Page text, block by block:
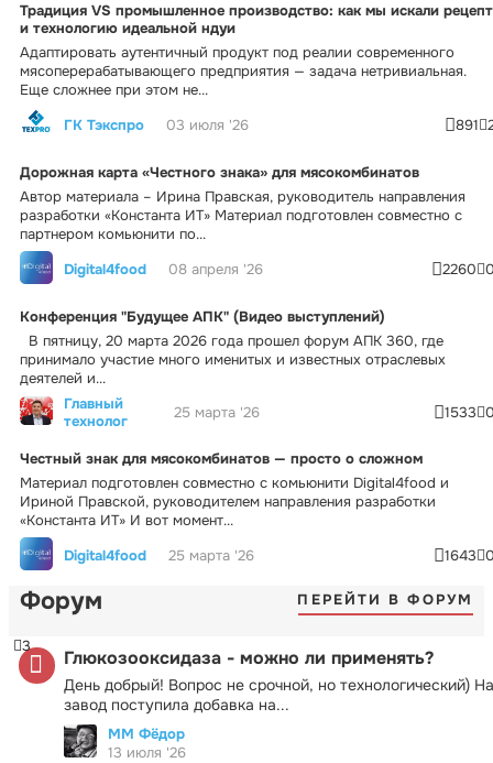
Традиция VS промышленное производство: как мы искали рецепт
и технологию идеальной ндуи
Адаптировать аутентичный продукт под реалии современного
мясоперерабатывающего предприятия — задача нетривиальная.
Еще сложнее при этом не...
ГК Тэкспро
03 июля '26 891
Дорожная карта «Честного знака» для мясокомбинатов
Автор материала – Ирина Правская, руководитель направления
разработки «Константа ИТ» Материал подготовлен совместно с
партнером комьюнити по...
Digital4food
08 апреля '26 2260
Конференция "Будущее АПК" (Видео выступлений)
В пятницу, 20 марта 2026 года прошел форум АПК 360, где
принимало участие много именитых и известных отраслевых
деятелей и...
Главный
технолог
25 марта '26 1533
Честный знак для мясокомбинатов — просто о сложном
Материал подготовлен совместно с комьюнити Digital4food и
Ириной Правской, руководителем направления разработки
«Константа ИТ» И вот момент...
Digital4food
25 марта '26 1643
Форум ПЕРЕЙТИ В ФОРУМ
Глюкозооксидаза - можно ли применять?
День добрый! Вопрос не срочной, но технологический) На
завод поступила добавка на...
3
ММ Фёдор
13 июля '26